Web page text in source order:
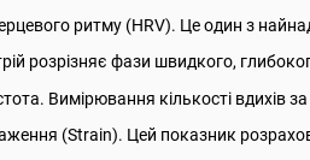
ритму (HRV). Це один з
розрізняє фази швидкого,
Вимірювання кількості вдихів
(Strain). Цей показник